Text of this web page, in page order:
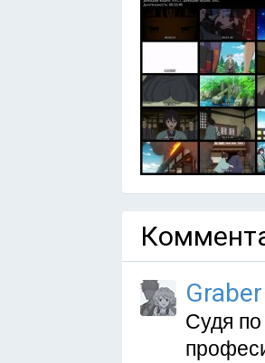
Graber
Судя